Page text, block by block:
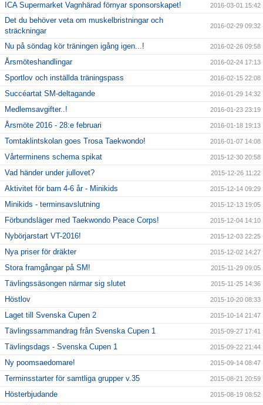
ICA Supermarket Vagnhärad förnyar sponsorskapet! 2016-03-01 15:42
Det du behöver veta om muskelbristningar och
sträckningar
2016-02-29 09:32
Nu på söndag kör träningen igång igen...! 2016-02-26 09:58
Årsmöteshandlingar 2016-02-24 17:13
Sportlov och inställda träningspass 2016-02-15 22:08
Succéartat SM-deltagande 2016-01-29 14:32
Medlemsavgifter..! 2016-01-23 23:19
Årsmöte 2016 - 28:e februari 2016-01-18 19:13
Tomtaklintskolan goes Trosa Taekwondo! 2016-01-07 14:08
Vårterminens schema spikat 2015-12-30 20:58
Vad händer under jullovet? 2015-12-26 11:22
Aktivitet för barn 4-6 år - Minikids 2015-12-14 09:29
Minikids - terminsavslutning 2015-12-13 19:05
Förbundsläger med Taekwondo Peace Corps! 2015-12-04 14:10
Nybörjarstart VT-2016! 2015-12-03 22:25
Nya priser för dräkter 2015-12-02 14:27
Stora framgångar på SM! 2015-11-29 09:05
Tävlingssäsongen närmar sig slutet 2015-11-25 14:36
Höstlov 2015-10-20 08:33
Laget till Svenska Cupen 2 2015-10-14 21:47
Tävlingssammandrag från Svenska Cupen 1 2015-09-27 17:41
Tävlingsdags - Svenska Cupen 1 2015-09-22 21:44
Ny poomsaedomare! 2015-09-14 08:47
Terminsstarter för samtliga grupper v.35 2015-08-21 20:59
Hösterbjudande 2015-08-19 08:52